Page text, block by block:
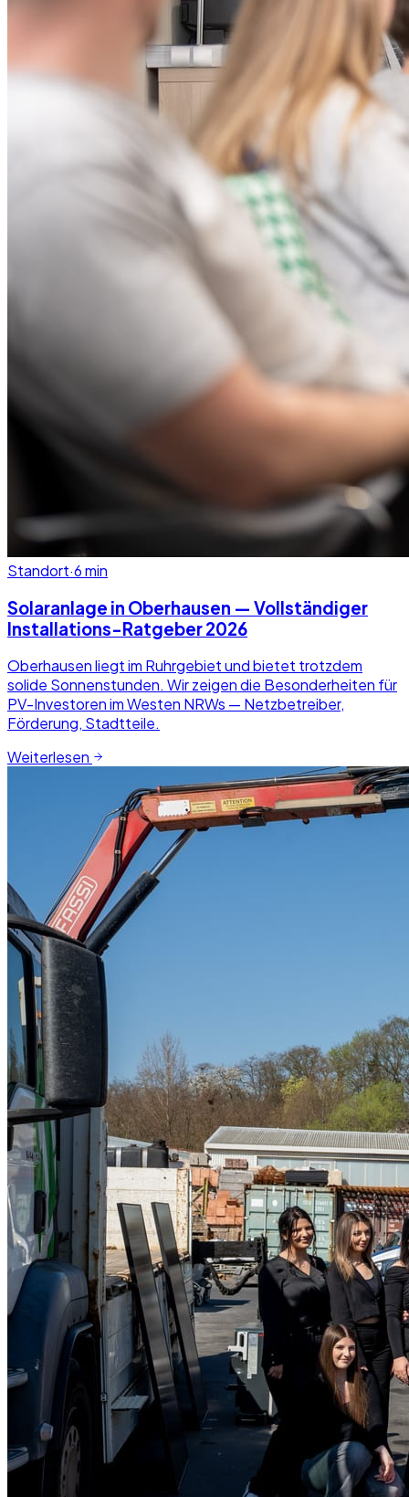
Standort·6min
Solaranlage in Oberhausen — Vollständiger
Installations-Ratgeber 2026
Oberhausen liegt im Ruhrgebiet und bietet trotzdem
solide Sonnenstunden. Wir zeigen die Besonderheiten für
PV-Investoren im Westen NRWs — Netzbetreiber,
Förderung, Stadtteile.
Weiterlesen